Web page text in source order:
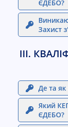
ЄДЕБО?
Захист
ІІІ.
Де та
Який
ЄДЕБО?